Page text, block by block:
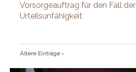
Vorsorgeauftrag für den Fall der
Urteilsunfähigkeit
Ältere Einträge ›